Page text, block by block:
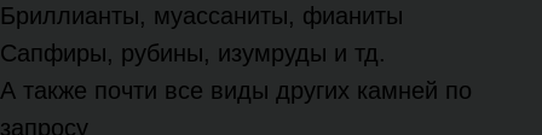
Бриллианты, муассаниты, фианиты
Сапфиры, рубины, изумруды и тд.
А также почти все виды других камней по
запросу